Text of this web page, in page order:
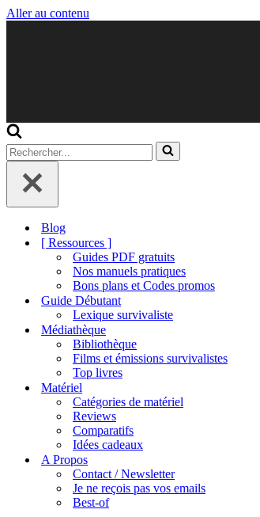
Aller au contenu
Rechercher...
Blog
[ Ressources ]
Guides PDF gratuits
Nos manuels pratiques
Bons plans et Codes promos
Guide Débutant
Lexique survivaliste
Médiathèque
Bibliothèque
Films et émissions survivalistes
Top livres
Matériel
Catégories de matériel
Reviews
Comparatifs
Idées cadeaux
A Propos
Contact / Newsletter
Je ne reçois pas vos emails
Best-of